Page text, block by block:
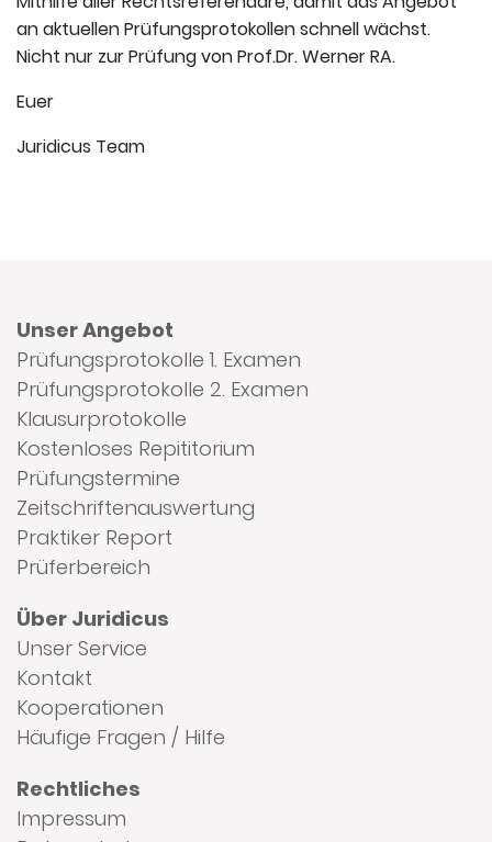
an aktuellen Prüfungsprotokollen schnell wächst.
Nicht nur zur Prüfung von Prof.Dr. Werner RA.
Euer
Juridicus Team
Unser Angebot
Prüfungsprotokolle 1. Examen
Prüfungsprotokolle 2. Examen
Klausurprotokolle
Kostenloses Repititorium
Prüfungstermine
Zeitschriftenauswertung
Praktiker Report
Prüferbereich
Über Juridicus
Unser Service
Kontakt
Kooperationen
Häufige Fragen / Hilfe
Rechtliches
Impressum